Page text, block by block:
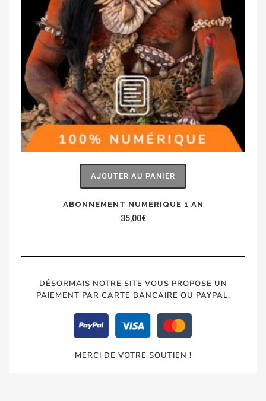
AJOUTER AU PANIER
ABONNEMENT NUMÉRIQUE 1 AN
35,00€
DÉSORMAIS NOTRE SITE VOUS PROPOSE UN
PAIEMENT PAR CARTE BANCAIRE OU PAYPAL.
MERCI DE VOTRE SOUTIEN !